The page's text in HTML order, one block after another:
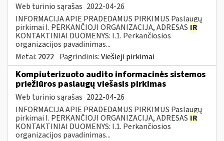
Web turinio sąrašas 2022-04-26
INFORMACIJA APIE PRADEDAMUS PIRKIMUS Paslaugų
pirkimai I. PERKANČIOJI ORGANIZACIJA, ADRESAS IR
KONTAKTINIAI DUOMENYS: I.1. Perkančiosios
organizacijos pavadinimas...
Metai: 2022 Pagrindinis:Viešieji pirkimai
Kompiuterizuoto audito informacinės sistemos
priežiūros paslaugų viešasis pirkimas
Web turinio sąrašas 2022-04-26
INFORMACIJA APIE PRADEDAMUS PIRKIMUS Paslaugų
pirkimai I. PERKANČIOJI ORGANIZACIJA, ADRESAS IR
KONTAKTINIAI DUOMENYS: I.1. Perkančiosios
organizacijos pavadinimas...